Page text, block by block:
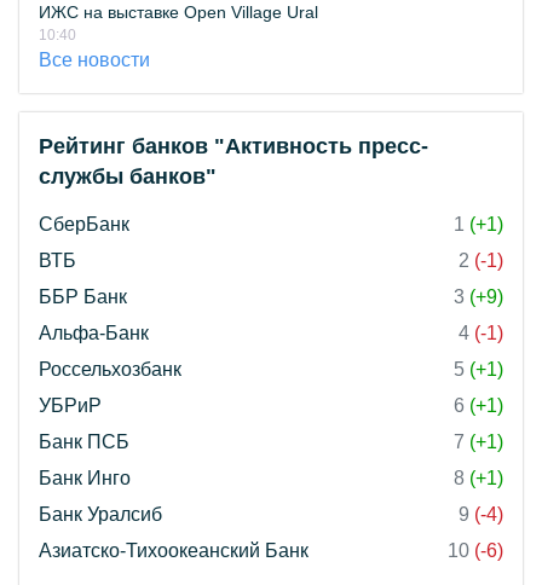
ИЖС на выставке Open Village Ural
10:40
Все новости
Рейтинг банков "Активность пресс-
службы банков"
СберБанк 1 (+1)
ВТБ
2 (-1)
ББР Банк
3 (+9)
Альфа-Банк
4 (-1)
Россельхозбанк
5 (+1)
УБРиР
6 (+1)
Банк ПСБ
7 (+1)
Банк Инго
8 (+1)
Банк Уралсиб
9 (-4)
Азиатско-Тихоокеанский Банк
10 (-6)